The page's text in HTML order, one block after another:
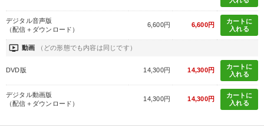
デジタル音声版
（配信＋ダウンロード）
6,600円 6,600円
カートに
入れる
ondemand_video 動画 （どの形態でも内容は同じです）
DVD版 14,300円 14,300円
カートに
入れる
デジタル動画版
（配信＋ダウンロード）
14,300円 14,300円
カートに
入れる